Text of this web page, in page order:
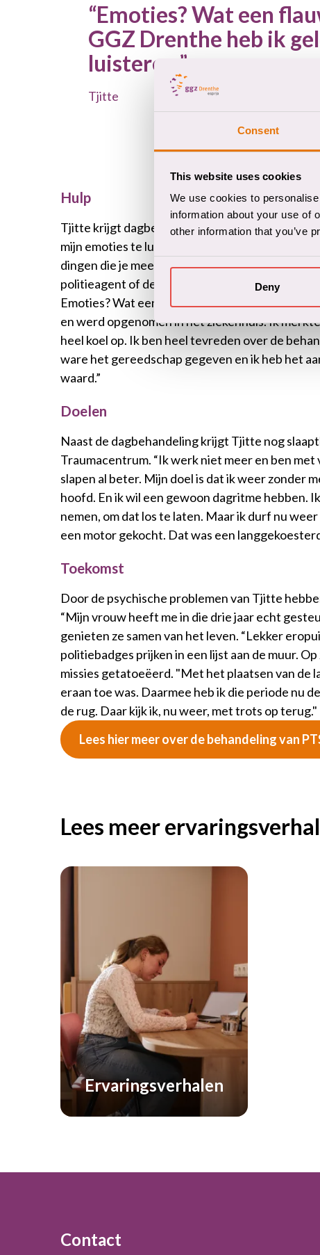
Consent
This website uses cookies
We use cookies to
information about your use of
other information that you’ve
Deny
Emoties? Wat een
GGZ Drenthe heb ik
luisteren.
Tjitte
Hulp
Tjitte krijgt dagbehandeling bij het
mijn emoties te luisteren. Als politieagent heb
dingen die je meemaakt. Maar bij GGZ
politieagent of de militair, maar over mij. Dat
Emoties? Wat een flauwekul dacht ik dan. Dat
en werd opgenomen in het ziekenhuis. Ik
heel koel op. Ik ben heel tevreden over de
ware het gereedschap gegeven en ik heb het
waard.”
Doelen
Naast de dagbehandeling krijgt Tjitte nog
Traumacentrum. “Ik werk niet meer en ben
slapen al beter. Mijn doel is dat ik weer zonder
hoofd. En ik wil een gewoon dagritme hebben.
nemen, om dat los te laten. Maar ik durf nu
een motor gekocht. Dat was een
Toekomst
Door de psychische problemen van Tjitte
“Mijn vrouw heeft me in die drie jaar echt
genieten ze samen van het leven. “Lekker
politiebadges prijken in een lijst aan de muur.
missies getatoeëerd. "Met het plaatsen van de
eraan toe was. Daarmee heb ik die periode nu
de rug. Daar kijk ik, nu weer, met trots op terug."
Lees hier meer over de behandeling van
Lees meer
Ervaringsverhalen
Contact